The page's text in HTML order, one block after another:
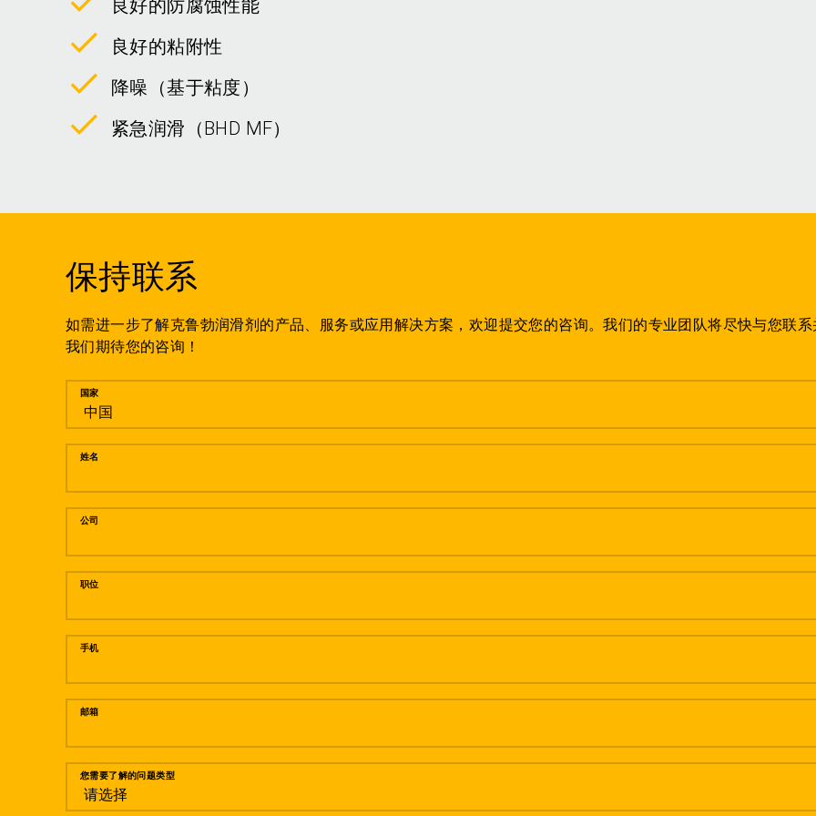
良好的防腐蚀性能
良好的粘附性
降噪（基于粘度）
紧急润滑（BHD MF）
保持联系
如需进一步了解克鲁勃润滑剂的产品、服务或应用解决方案，欢迎提交您的咨询。我们的专业团队将尽快与您联系
我们期待您的咨询！
留言
国家
姓名
公司
职位
手机
邮箱
您需要了解的问题类型